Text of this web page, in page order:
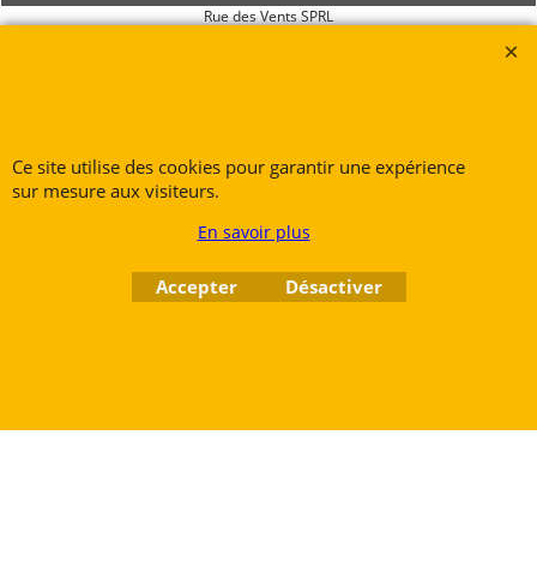
Rue des Vents SPRL
Au capital de 10000€ - N°BE1007294916
Boutique en ligne créés
Ce site utilise des cookies pour garantir une expérience
sur mesure aux visiteurs.
En savoir plus
Accepter Désactiver